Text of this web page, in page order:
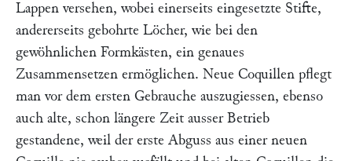
Lappen versehen, wobei einerseits eingesetzte Stifte,
andererseits gebohrte Löcher, wie bei den
gewöhnlichen Formkästen, ein genaues
Zusammensetzen ermöglichen. Neue Coquillen pflegt
man vor dem ersten Gebrauche auszugiessen, ebenso
auch alte, schon längere Zeit ausser Betrieb
gestandene, weil der erste Abguss aus einer neuen